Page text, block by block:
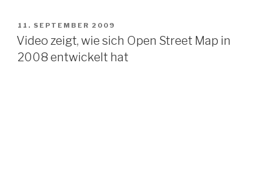
VERÖFFENTLICHT
AM
11. SEPTEMBER 2009
Video zeigt, wie sich Open Street Map in
2008 entwickelt hat